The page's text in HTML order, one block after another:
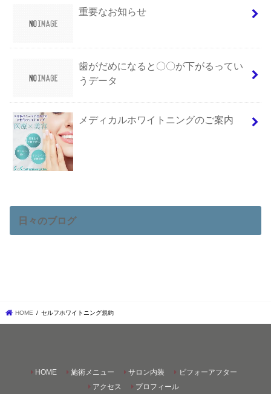
重要なお知らせ
歯がだめになると〇〇が下がるってい
うデータ
メディカルホワイトニングのご案内
日々のブログ
HOME セルフホワイトニング規約
HOME 施術メニュー サロン内装
ビフォーアフター
アクセス
プロフィール